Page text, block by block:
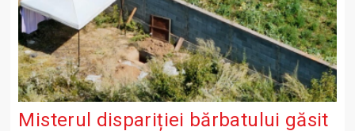
Misterul dispariției bărbatului găsit